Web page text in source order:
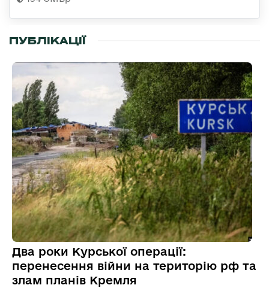
ПУБЛІКАЦІЇ
Два роки Курської операції:
перенесення війни на територію рф та
злам планів Кремля